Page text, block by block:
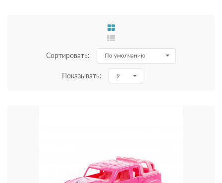
Сортировать: По умолчанию
Показывать: 9